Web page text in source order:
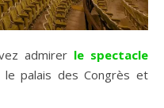
admirer le spectacle
palais des Congrès et